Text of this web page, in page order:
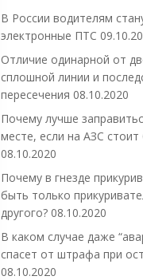
В России водителям
электронные ПТС
Отличие одинарной от
сплошной линии и
пересечения 08.10.2020
Почему лучше
месте, если на АЗС стоит
08.10.2020
Почему в гнезде
быть только
другого? 08.10.2020
В каком случае даже
спасет от штрафа при
08.10.2020